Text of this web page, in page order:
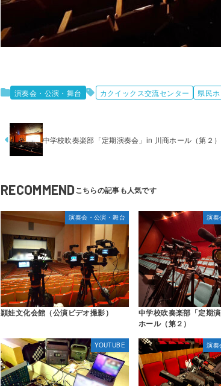
演奏会・公演・舞台 カクイックス交流センター 県民
中学校吹奏楽部「定期演奏会」in 川商ホール（第２）
RECOMMEND
演奏会・公演・舞台
頴娃文化会館（公演ビデオ撮影）
演奏
中学校吹奏楽部「定期
ホール（第２）
YOUTUBE 演奏